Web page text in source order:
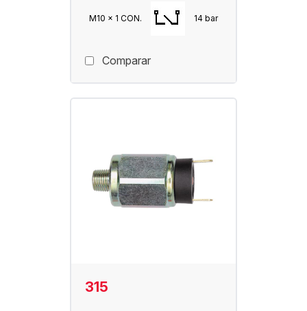
M10 x 1 CON. 14 bar
Comparar
315